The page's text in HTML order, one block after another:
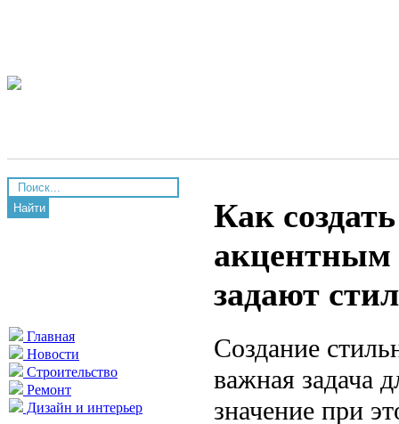
Найти
Главная
Новости
Строительство
Ремонт
Дизайн и интерьер
Как
акцентным
задают
Создание
важная задача
значение при